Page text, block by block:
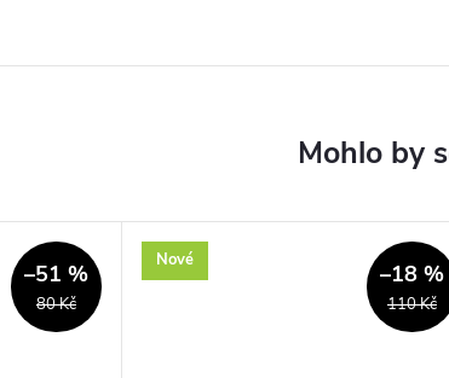
80 Kč
–51 % Nové
110 Kč
–18 %